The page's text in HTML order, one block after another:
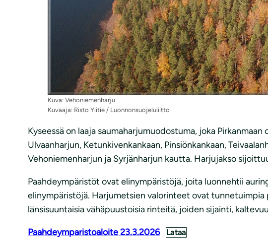
Kuva: Vehoniemenharju
Kuvaaja: Risto Ylitie / Luonnonsuojeluliitto
Kyseessä on laaja saumaharjumuodostuma, joka
Ulvaanharjun, Ketunkivenkankaan, Pinsiönkankaan,
Vehoniemenharjun ja Syrjänharjun kautta. Harjujakso
Paahdeympäristöt ovat elinympäristöjä, joita luonnehtii
elinympäristöjä. Harjumetsien valorinteet ovat
länsisuuntaisia vähäpuustoisia rinteitä, joiden sijainti,
Paahdeymparistoaloite 23.3.2026 Lataa